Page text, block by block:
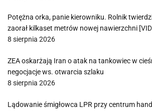
Potężna orka, panie kierowniku. Rolnik
zaorał kilkaset metrów nowej nawierzchni
8 sierpnia 2026
ZEA oskarżają Iran o atak na tankowiec w
negocjacje ws. otwarcia szlaku
8 sierpnia 2026
Lądowanie śmigłowca LPR przy centrum